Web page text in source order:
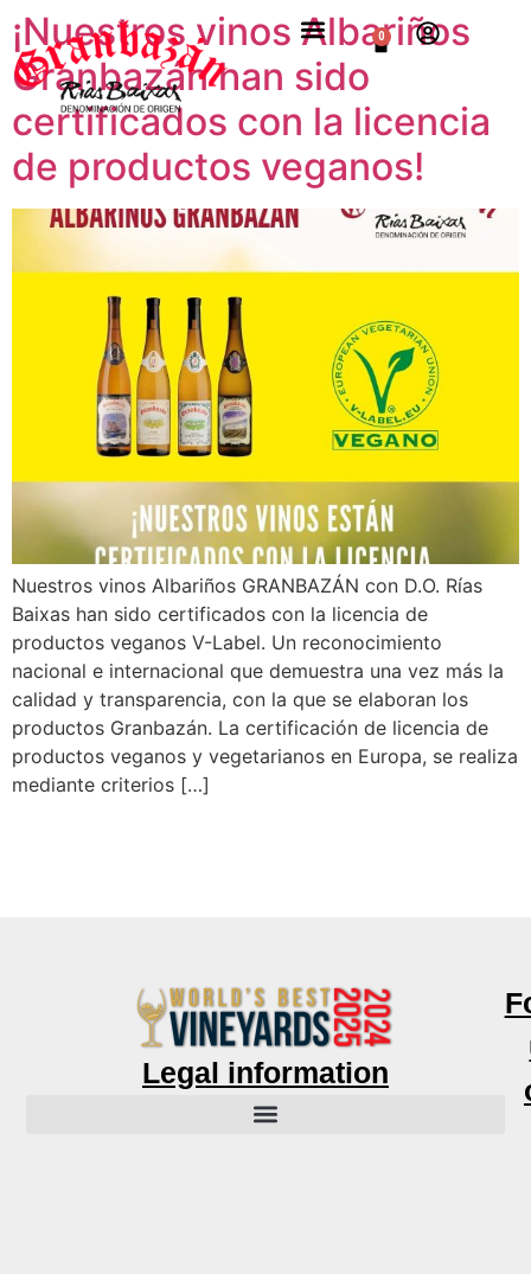
0
¡Nuestros vinos Albariños
Granbazán han sido
certificados con la licencia
de productos veganos!
Nuestros vinos Albariños GRANBAZÁN con D.O. Rías
Baixas han sido certificados con la licencia de
productos veganos V-Label. Un reconocimiento
nacional e internacional que demuestra una vez más la
calidad y transparencia, con la que se elaboran los
productos Granbazán. La certificación de licencia de
productos veganos y vegetarianos en Europa, se realiza
mediante criterios […]
Legal information